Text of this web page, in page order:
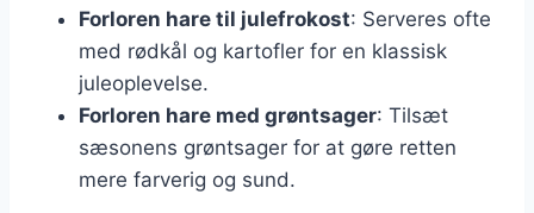
Forloren hare til julefrokost: Serveres ofte
med rødkål og kartofler for en klassisk
juleoplevelse.
Forloren hare med grøntsager: Tilsæt
sæsonens grøntsager for at gøre retten
mere farverig og sund.